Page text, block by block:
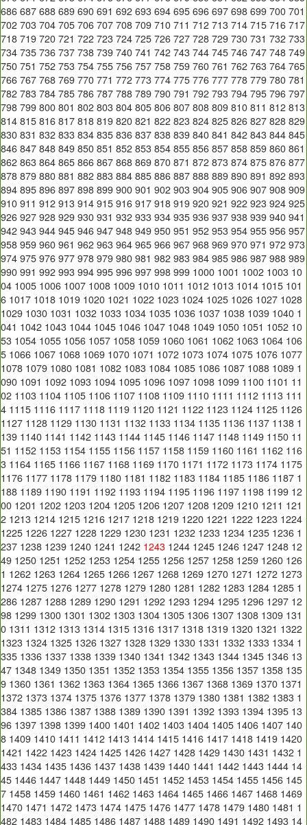
686 687 688 689 690 691 692 693 694 695 696 697 698 699 700 701
702 703 704 705 706 707 708 709 710 711 712 713 714 715 716 717
718 719 720 721 722 723 724 725 726 727 728 729 730 731 732 733
734 735 736 737 738 739 740 741 742 743 744 745 746 747 748 749
750 751 752 753 754 755 756 757 758 759 760 761 762 763 764 765
766 767 768 769 770 771 772 773 774 775 776 777 778 779 780 781
782 783 784 785 786 787 788 789 790 791 792 793 794 795 796 797
798 799 800 801 802 803 804 805 806 807 808 809 810 811 812 813
814 815 816 817 818 819 820 821 822 823 824 825 826 827 828 829
830 831 832 833 834 835 836 837 838 839 840 841 842 843 844 845
846 847 848 849 850 851 852 853 854 855 856 857 858 859 860 861
862 863 864 865 866 867 868 869 870 871 872 873 874 875 876 877
878 879 880 881 882 883 884 885 886 887 888 889 890 891 892 893
894 895 896 897 898 899 900 901 902 903 904 905 906 907 908 909
910 911 912 913 914 915 916 917 918 919 920 921 922 923 924 925
926 927 928 929 930 931 932 933 934 935 936 937 938 939 940 941
942 943 944 945 946 947 948 949 950 951 952 953 954 955 956 957
958 959 960 961 962 963 964 965 966 967 968 969 970 971 972 973
974 975 976 977 978 979 980 981 982 983 984 985 986 987 988 989
990 991 992 993 994 995 996 997 998 999 1000 1001 1002 1003 10
04 1005 1006 1007 1008 1009 1010 1011 1012 1013 1014 1015 101
6 1017 1018 1019 1020 1021 1022 1023 1024 1025 1026 1027 1028
1029 1030 1031 1032 1033 1034 1035 1036 1037 1038 1039 1040 1
041 1042 1043 1044 1045 1046 1047 1048 1049 1050 1051 1052 10
53 1054 1055 1056 1057 1058 1059 1060 1061 1062 1063 1064 106
5 1066 1067 1068 1069 1070 1071 1072 1073 1074 1075 1076 1077
1078 1079 1080 1081 1082 1083 1084 1085 1086 1087 1088 1089 1
090 1091 1092 1093 1094 1095 1096 1097 1098 1099 1100 1101 11
02 1103 1104 1105 1106 1107 1108 1109 1110 1111 1112 1113 111
4 1115 1116 1117 1118 1119 1120 1121 1122 1123 1124 1125 1126
1127 1128 1129 1130 1131 1132 1133 1134 1135 1136 1137 1138 1
139 1140 1141 1142 1143 1144 1145 1146 1147 1148 1149 1150 11
51 1152 1153 1154 1155 1156 1157 1158 1159 1160 1161 1162 116
3 1164 1165 1166 1167 1168 1169 1170 1171 1172 1173 1174 1175
1176 1177 1178 1179 1180 1181 1182 1183 1184 1185 1186 1187 1
188 1189 1190 1191 1192 1193 1194 1195 1196 1197 1198 1199 12
00 1201 1202 1203 1204 1205 1206 1207 1208 1209 1210 1211 121
2 1213 1214 1215 1216 1217 1218 1219 1220 1221 1222 1223 1224
1225 1226 1227 1228 1229 1230 1231 1232 1233 1234 1235 1236 1
237 1238 1239 1240 1241 1242 1243 1244 1245 1246 1247 1248 12
49 1250 1251 1252 1253 1254 1255 1256 1257 1258 1259 1260 126
1 1262 1263 1264 1265 1266 1267 1268 1269 1270 1271 1272 1273
1274 1275 1276 1277 1278 1279 1280 1281 1282 1283 1284 1285 1
286 1287 1288 1289 1290 1291 1292 1293 1294 1295 1296 1297 12
98 1299 1300 1301 1302 1303 1304 1305 1306 1307 1308 1309 131
0 1311 1312 1313 1314 1315 1316 1317 1318 1319 1320 1321 1322
1323 1324 1325 1326 1327 1328 1329 1330 1331 1332 1333 1334 1
335 1336 1337 1338 1339 1340 1341 1342 1343 1344 1345 1346 13
47 1348 1349 1350 1351 1352 1353 1354 1355 1356 1357 1358 135
9 1360 1361 1362 1363 1364 1365 1366 1367 1368 1369 1370 1371
1372 1373 1374 1375 1376 1377 1378 1379 1380 1381 1382 1383 1
384 1385 1386 1387 1388 1389 1390 1391 1392 1393 1394 1395 13
96 1397 1398 1399 1400 1401 1402 1403 1404 1405 1406 1407 140
8 1409 1410 1411 1412 1413 1414 1415 1416 1417 1418 1419 1420
1421 1422 1423 1424 1425 1426 1427 1428 1429 1430 1431 1432 1
433 1434 1435 1436 1437 1438 1439 1440 1441 1442 1443 1444 14
45 1446 1447 1448 1449 1450 1451 1452 1453 1454 1455 1456 145
7 1458 1459 1460 1461 1462 1463 1464 1465 1466 1467 1468 1469
1470 1471 1472 1473 1474 1475 1476 1477 1478 1479 1480 1481 1
482 1483 1484 1485 1486 1487 1488 1489 1490 1491 1492 1493 14